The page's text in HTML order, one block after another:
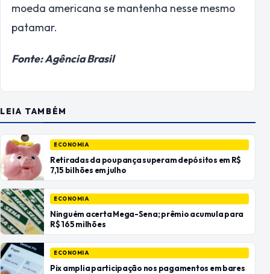
moeda americana se mantenha nesse mesmo
patamar.
Fonte: Agência Brasil
LEIA TAMBÉM
ECONOMIA
Retiradas da poupança superam depósitos em R$
7,15 bilhões em julho
ECONOMIA
Ninguém acerta Mega-Sena; prêmio acumula para
R$ 165 milhões
ECONOMIA
Pix amplia participação nos pagamentos em bares